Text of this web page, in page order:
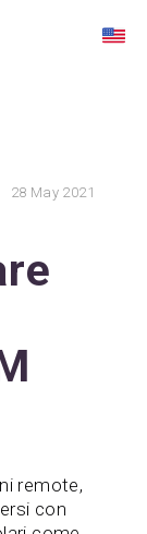
28 May 2021
remote,
con